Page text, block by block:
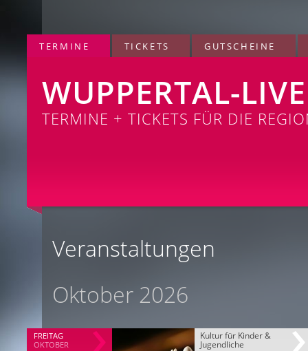
TERMINE TICKETS GUTSCHEINE
WUPPERTAL-LIVE
TERMINE + TICKETS FÜR DIE
Veranstaltungen
Oktober 2026
FREITAG
OKTOBER
Kultur für Kinder &
Jugendliche